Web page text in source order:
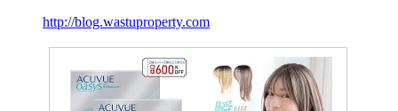
http://blog.wastuproperty.com